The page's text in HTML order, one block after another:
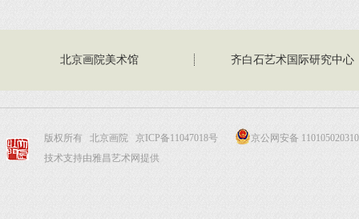
北京画院美术馆 齐白石艺术国际研究中心
版权所有 北京画院 京ICP备11047018号
京公网安备
技术支持由雅昌艺术网提供